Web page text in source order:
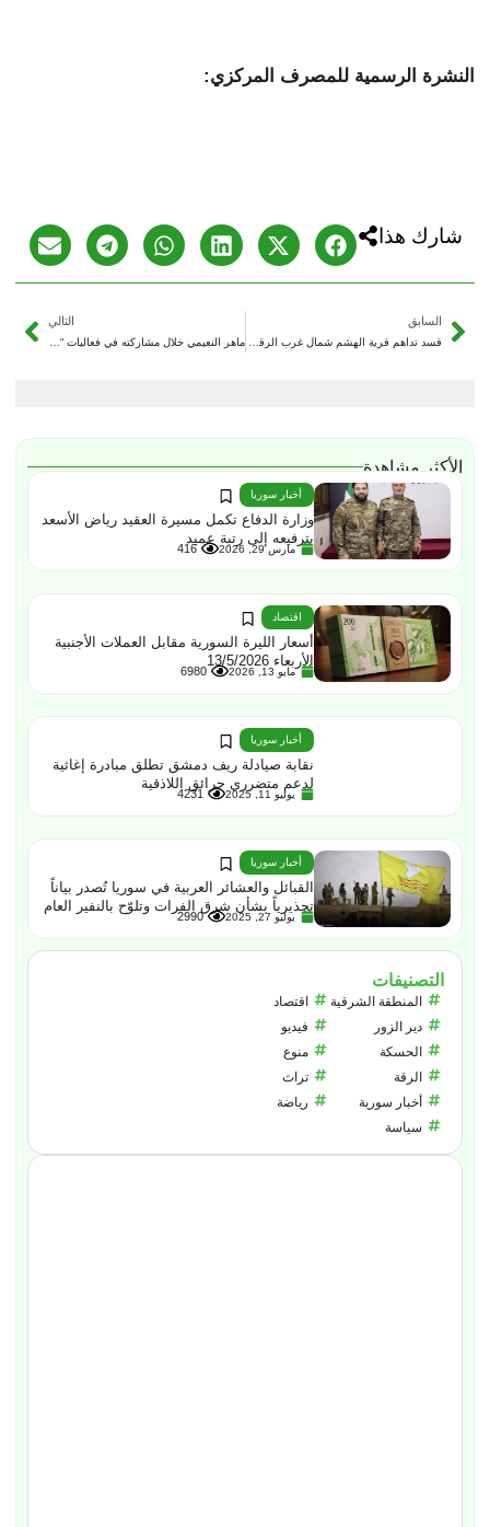
النشرة الرسمية للمصرف المركزي:
شارك هذا
السابق
قسد تداهم قرية الهشم شمال غرب الرقة وتعتقل عدداً من الأهالي
التالي
ماهر النعيمي خلال مشاركته في فعاليات “دير العز”: ما رأيته من دمار في دير الزور كارثة إنسانية لم تنقلها أي تقارير إعلامية
الأكثر مشاهدة
أخبار سوريا
وزارة الدفاع تكمل مسيرة العقيد رياض الأسعد
بترفيعه إلى رتبة عميد
مارس 29, 2026 416
اقتصاد
أسعار الليرة السورية مقابل العملات الأجنبية
الأربعاء 13/5/2026
مايو 13, 2026 6980
أخبار سوريا
نقابة صيادلة ريف دمشق تطلق مبادرة إغاثية
لدعم متضرري حرائق اللاذقية
يوليو 11, 2025 4231
أخبار سوريا
القبائل والعشائر العربية في سوريا تُصدر بياناً
تحذيرياً بشأن شرق الفرات وتلوّح بالنفير العام
يوليو 27, 2025 2990
التصنيفات
المنطقة الشرقية
دير الزور
الحسكة
الرقة
أخبار سورية
سياسة
اقتصاد
فيديو
منوع
تراث
رياضة